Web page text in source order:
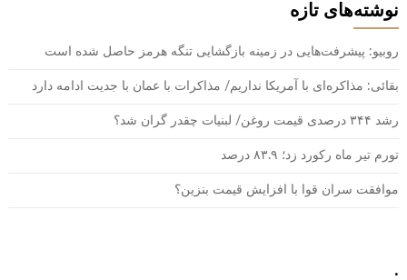
نوشته‌های تازه
روبیو: پیشرفت‌هایی در زمینه بازگشایی تنگه هرمز حاصل شده است
بقائی: مذاکره‌ای با آمریکا نداریم/ مذاکرات با عمان با جدیت ادامه دارد
رشد ۳۴۴ درصدی قیمت روغن/ لبنیات چقدر گران شد؟
تورم تیر ماه رکورد زد؛ ۸۳.۹ درصد
موافقت سران قوا با افزایش قیمت بنزین؟
.